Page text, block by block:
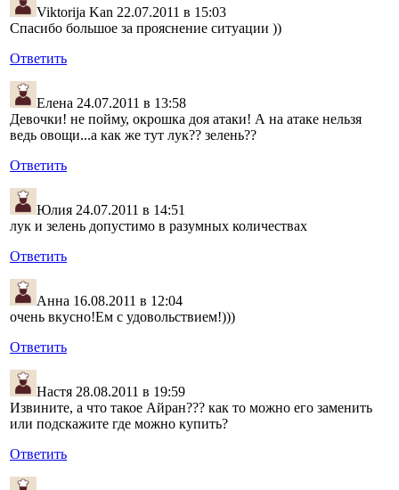
Viktorija Kan 22.07.2011 в 15:03
Спасибо большое за прояснение ситуации ))
Ответить
Елена 24.07.2011 в 13:58
Девочки! не пойму, окрошка доя атаки! А на атаке нельзя
ведь овощи...а как же тут лук?? зелень??
Ответить
Юлия 24.07.2011 в 14:51
лук и зелень допустимо в разумных количествах
Ответить
Анна 16.08.2011 в 12:04
очень вкусно!Ем с удовольствием!)))
Ответить
Настя 28.08.2011 в 19:59
Извините, а что такое Айран??? как то можно его заменить
или подскажите где можно купить?
Ответить